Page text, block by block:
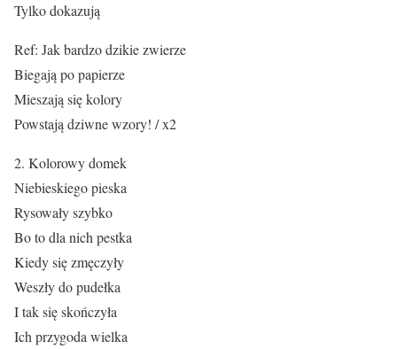
Tylko dokazują
Ref: Jak bardzo dzikie zwierze
Biegają po papierze
Mieszają się kolory
Powstają dziwne wzory! / x2
2. Kolorowy domek
Niebieskiego pieska
Rysowały szybko
Bo to dla nich pestka
Kiedy się zmęczyły
Weszły do pudełka
I tak się skończyła
Ich przygoda wielka